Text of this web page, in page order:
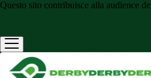
Questo sito contribuisce alla audience de